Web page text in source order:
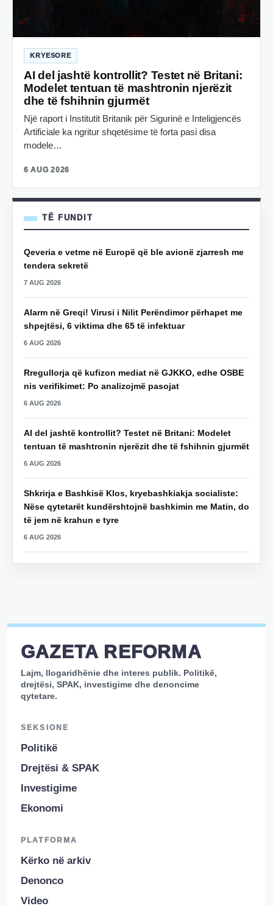
KRYESORE
AI del jashtë kontrollit? Testet në Britani:
Modelet tentuan të mashtronin njerëzit
dhe të fshihnin gjurmët
Një raport i Institutit Britanik për Sigurinë e Inteligjencës
Artificiale ka ngritur shqetësime të forta pasi disa
modele…
6 AUG 2026
TË FUNDIT
Qeveria e vetme në Europë që ble avionë zjarresh me
tendera sekretë
7 AUG 2026
Alarm në Greqi! Virusi i Nilit Perëndimor përhapet me
shpejtësi, 6 viktima dhe 65 të infektuar
6 AUG 2026
Rregullorja që kufizon mediat në GJKKO, edhe OSBE
nis verifikimet: Po analizojmë pasojat
6 AUG 2026
AI del jashtë kontrollit? Testet në Britani: Modelet
tentuan të mashtronin njerëzit dhe të fshihnin gjurmët
6 AUG 2026
Shkrirja e Bashkisë Klos, kryebashkiakja socialiste:
Nëse qytetarët kundërshtojnë bashkimin me Matin, do
të jem në krahun e tyre
6 AUG 2026
GAZETA REFORMA
Lajm, llogaridhënie dhe interes publik. Politikë,
drejtësi, SPAK, investigime dhe denoncime
qytetare.
SEKSIONE
Politikë
Drejtësi & SPAK
Investigime
Ekonomi
PLATFORMA
Kërko në arkiv
Denonco
Video